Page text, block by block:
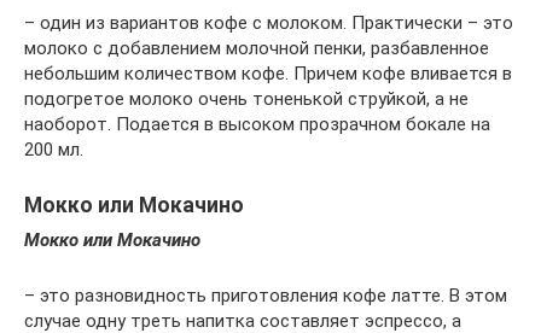
– один из вариантов кофе с молоком. Практически – это
молоко с добавлением молочной пенки, разбавленное
небольшим количеством кофе. Причем кофе вливается в
подогретое молоко очень тоненькой струйкой, а не
наоборот. Подается в высоком прозрачном бокале на
200 мл.
Мокко или Мокачино
Мокко или Мокачино
– это разновидность приготовления кофе латте. В этом
случае одну треть напитка составляет эспрессо, а